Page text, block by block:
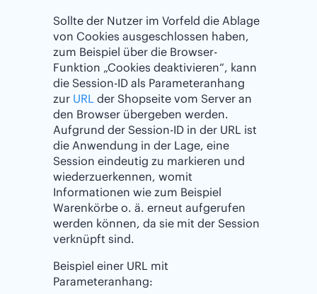
Sollte der Nutzer im Vorfeld die Ablage
von Cookies ausgeschlossen haben,
zum Beispiel über die Browser-
Funktion „Cookies deaktivieren“, kann
die Session-ID als Parameteranhang
zur URL der Shopseite vom Server an
den Browser übergeben werden.
Aufgrund der Session-ID in der URL ist
die Anwendung in der Lage, eine
Session eindeutig zu markieren und
wiederzuerkennen, womit
Informationen wie zum Beispiel
Warenkörbe o. ä. erneut aufgerufen
werden können, da sie mit der Session
verknüpft sind.
Beispiel einer URL mit
Parameteranhang: